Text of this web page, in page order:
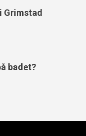
Grimstad
badet?